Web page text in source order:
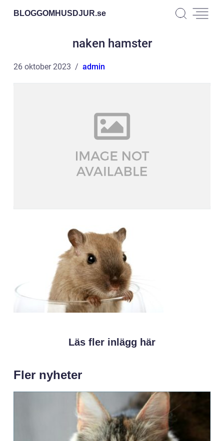
BLOGGOMHUSDJUR.se
naken hamster
26 oktober 2023 admin
Läs fler inlägg här
Fler nyheter